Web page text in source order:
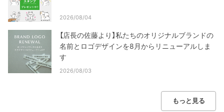
2026/08/04
【店長の佐藤より】私たちのオリジナルブランドの
名前とロゴデザインを8月からリニューアルしま
す
2026/08/03
もっと見る